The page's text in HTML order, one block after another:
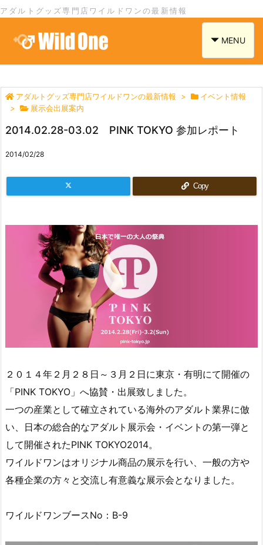
アダルトグッズ専門店ワイルドワンの最新情報
navigation
MENU
アダルトグッズ専門店ワイルドワンの最新情報 >
イベント情報
>
展示会出展案内
2014.02.28-03.02 PINK TOKYO 参加レポート
2014/02/28
Copy
２０１４年２月２８日～３月２日に東京・有明にて開催の
「PINK TOKYO」へ協賛・出展致しました。
一つの産業として確立されている海外のアダルト業界に倣
い、日本の総合的なアダルト展示会・イベントの第一弾と
して開催されたPINK TOKYO2014。
ワイルドワンはオリジナル商品の展示を行い、一般の方や
各種企業の方々と交流し有意義な展示会となりました。
ワイルドワンブースNo：B-9